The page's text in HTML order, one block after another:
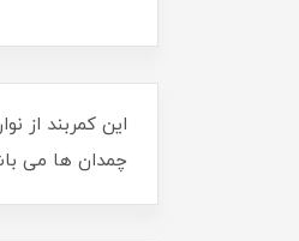
این کمربند از
چمدان ها می